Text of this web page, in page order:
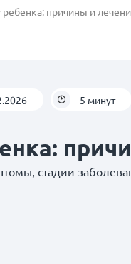
причины и
5 минут
стадии